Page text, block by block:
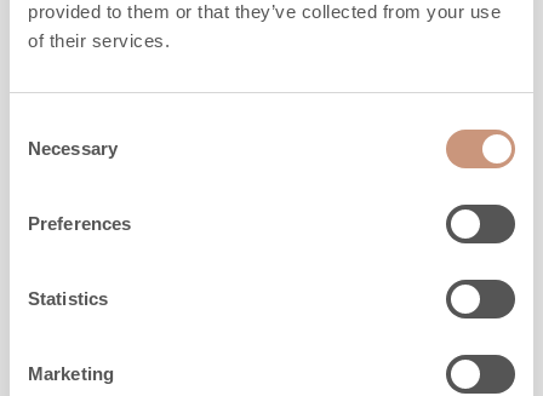
provided to them or that they’ve collected from your use
of their services.
Selection
Necessary
Preferences
Statistics
Marketing